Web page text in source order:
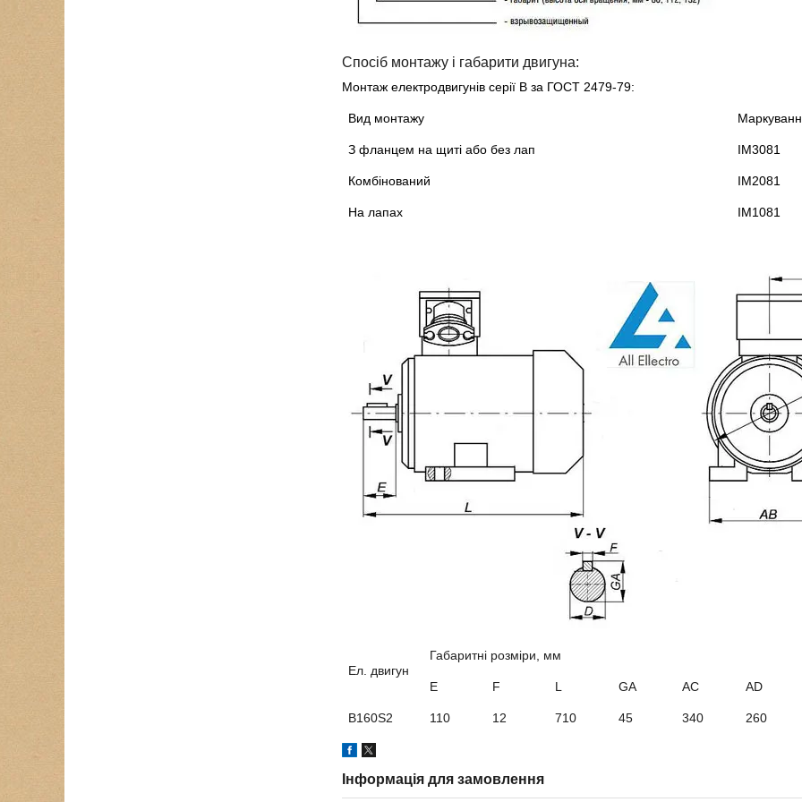
Спосіб монтажу і габарити двигуна:
Монтаж електродвигунів серії В за ГОСТ 2479-79:
Вид монтажу
З фланцем на щиті або без лап IM3081
Комбінований IM2081
На лапах IM1081
Ел. двигун
Габаритні розміри, мм
E F L GA AC АD
В160Ѕ2 110 12 710 45 340 260
Інформація для замовлення